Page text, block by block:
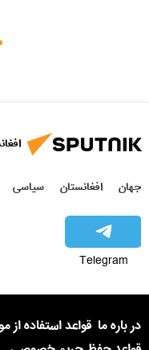
جهان افغانستان سیاسی
Telegram
در باره ما قواعد استفاده از